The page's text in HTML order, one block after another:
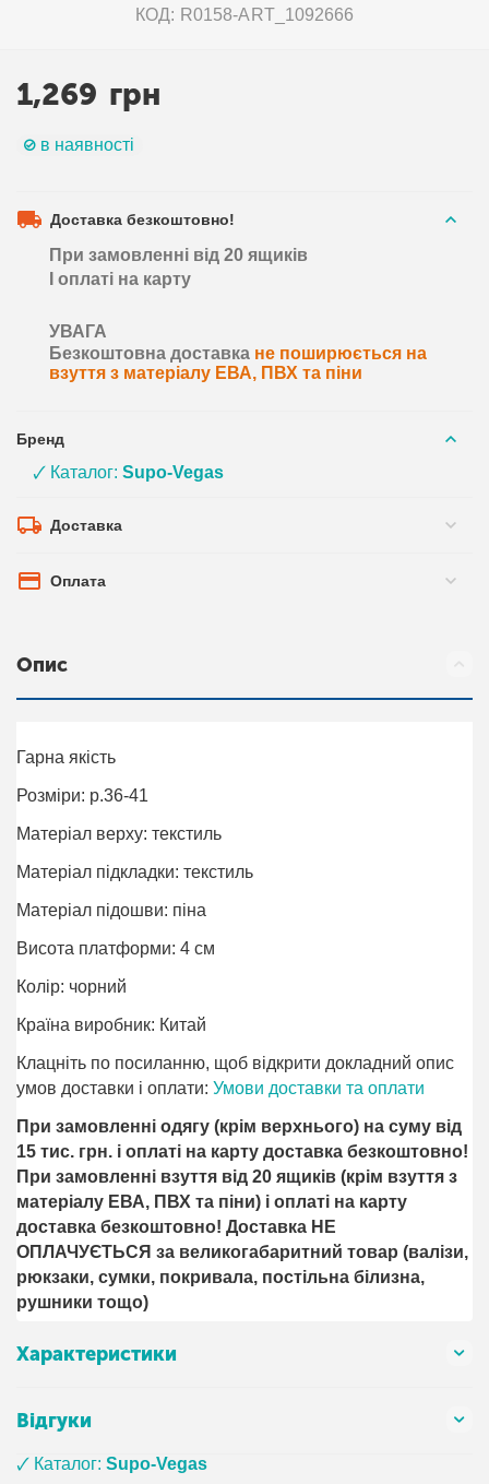
КОД: R0158-ART_1092666
1,269 грн
в наявності
Доставка безкоштовно!
При замовленні від 20 ящиків
І оплаті на карту
УВАГА
Безкоштовна доставка не поширюється на
взуття з матеріалу ЕВА, ПВХ та піни
Бренд
🗸 Каталог:Supo-Vegas
Доставка
Оплата
Опис
Гарна якість
Розміри: р.36-41
Матеріал верху: текстиль
Матеріал підкладки: текстиль
Матеріал підошви: піна
Висота платформи: 4 см
Колір: чорний
Країна виробник: Китай
Клацніть по посиланню, щоб відкрити докладний опис
умов доставки і оплати:Умови доставки та оплати
При замовленні одягу (крім верхнього) на суму від
15 тис. грн. і оплаті на карту доставка безкоштовно!
При замовленні взуття від 20 ящиків (крім взуття з
матеріалу ЕВА, ПВХ та піни) і оплаті на карту
доставка безкоштовно! Доставка НЕ ​​
ОПЛАЧУЄТЬСЯ за великогабаритний товар (валізи,
рюкзаки, сумки, покривала, постільна білизна,
рушники тощо)
Характеристики
Відгуки
🗸 Каталог:Supo-Vegas